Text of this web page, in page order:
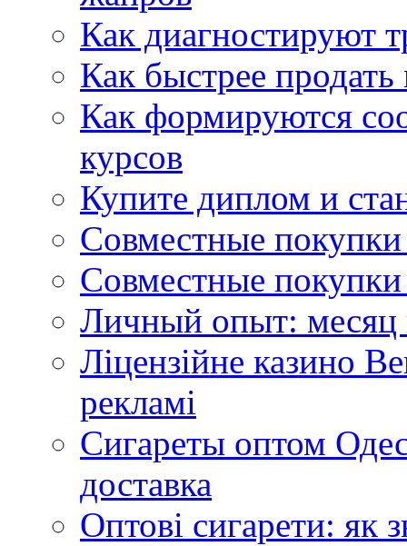
Как диагностируют
Как быстрее
Как формируются
курсов
Купите диплом и
Совместные
Совместные покупки
Личный опыт: месяц
Ліцензійне казино
рекламі
Сигареты оптом
доставка
Оптові сигарети: як